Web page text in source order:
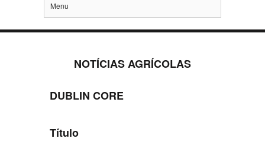
Menu
NOTÍCIAS AGRÍCOLAS
DUBLIN CORE
Título